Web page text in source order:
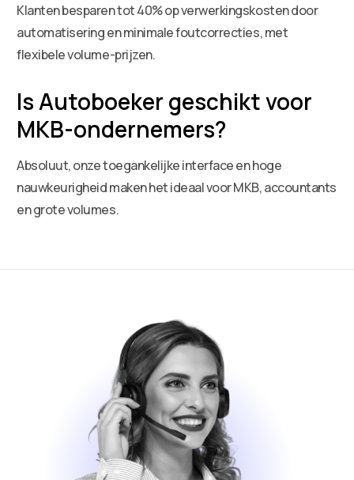
Klanten besparen tot 40% op verwerkingskosten door
automatisering en minimale foutcorrecties, met
flexibele volume-prijzen.
Is Autoboeker geschikt voor
MKB-ondernemers?
Absoluut, onze toegankelijke interface en hoge
nauwkeurigheid maken het ideaal voor MKB, accountants
en grote volumes.